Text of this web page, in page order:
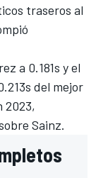
traseros al
a 0.181s yel
del mejor
2023,
Sainz.